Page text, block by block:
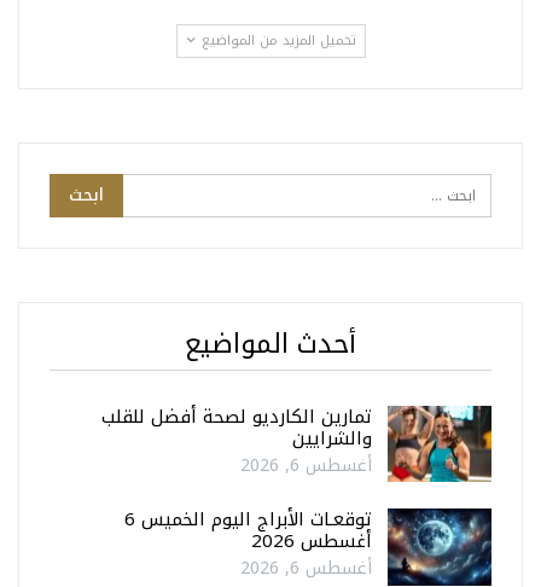
تحميل المزيد من المواضيع
أحدث المواضيع
تمارين الكارديو لصحة أفضل للقلب
والشرايين
أغسطس 6, 2026
توقعـات الأبراج اليوم الخميس 6
أغسطس 2026
أغسطس 6, 2026